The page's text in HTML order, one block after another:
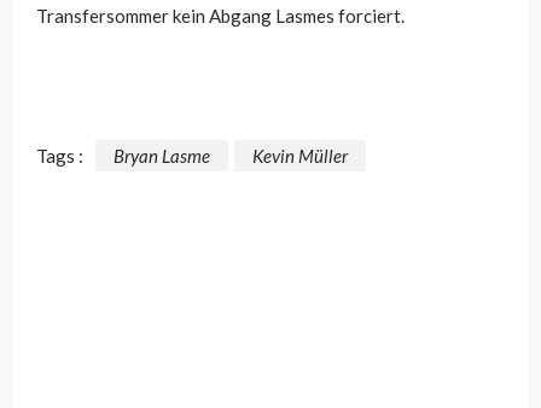
Transfersommer kein Abgang Lasmes forciert.
Tags : Bryan Lasme Kevin Müller